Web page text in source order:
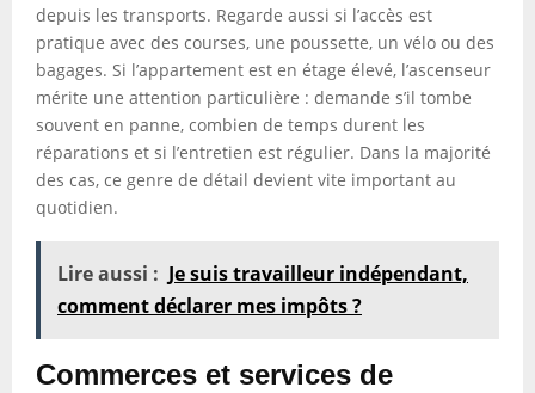
depuis les transports. Regarde aussi si l’accès est
pratique avec des courses, une poussette, un vélo ou des
bagages. Si l’appartement est en étage élevé, l’ascenseur
mérite une attention particulière : demande s’il tombe
souvent en panne, combien de temps durent les
réparations et si l’entretien est régulier. Dans la majorité
des cas, ce genre de détail devient vite important au
quotidien.
Lire aussi : Je suis travailleur indépendant,
comment déclarer mes impôts ?
Commerces et services de